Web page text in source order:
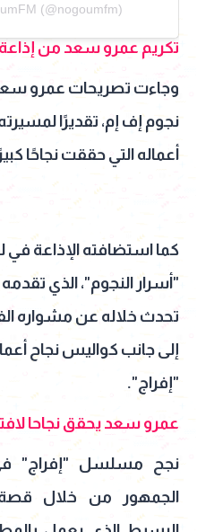
(@nogoumfm)
تكريم عمرو سعد من
وجاءت تصريحات عمرو
نجوم إف إم، تقديرًا
أعماله التي حققت نجاحًا
كما استضافته الإذاعة
"أسرار النجوم"، الذي
تحدث خلاله عن مشواره
إلى جانب كواليس نجاح
"إفراج".
عمرو سعد يحقق نجاحا
نجح مسلسل "إفراج"
الجمهور من خلال